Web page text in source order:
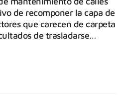
de recomponer la capa de
que carecen de carpeta
de trasladarse…